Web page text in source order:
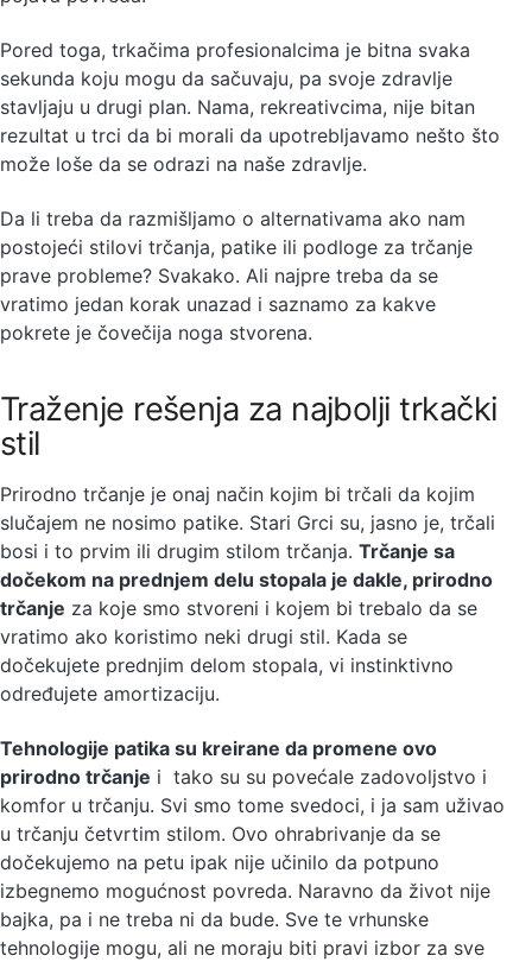
Pored toga, trkačima profesionalcima je bitna svaka
sekunda koju mogu da sačuvaju, pa svoje zdravlje
stavljaju u drugi plan. Nama, rekreativcima, nije bitan
rezultat u trci da bi morali da upotrebljavamo nešto što
može loše da se odrazi na naše zdravlje.
Da li treba da razmišljamo o alternativama ako nam
postojeći stilovi trčanja, patike ili podloge za trčanje
prave probleme? Svakako. Ali najpre treba da se
vratimo jedan korak unazad i saznamo za kakve
pokrete je čovečija noga stvorena.
Traženje rešenja za najbolji trkački
stil
Prirodno trčanje je onaj način kojim bi trčali da kojim
slučajem ne nosimo patike. Stari Grci su, jasno je, trčali
bosi i to prvim ili drugim stilom trčanja. Trčanje sa
dočekom na prednjem delu stopala je dakle, prirodno
trčanje za koje smo stvoreni i kojem bi trebalo da se
vratimo ako koristimo neki drugi stil. Kada se
dočekujete prednjim delom stopala, vi instinktivno
određujete amortizaciju.
Tehnologije patika su kreirane da promene ovo
prirodno trčanje i tako su su povećale zadovoljstvo i
komfor u trčanju. Svi smo tome svedoci, i ja sam uživao
u trčanju četvrtim stilom. Ovo ohrabrivanje da se
dočekujemo na petu ipak nije učinilo da potpuno
izbegnemo mogućnost povreda. Naravno da život nije
bajka, pa i ne treba ni da bude. Sve te vrhunske
tehnologije mogu, ali ne moraju biti pravi izbor za sve